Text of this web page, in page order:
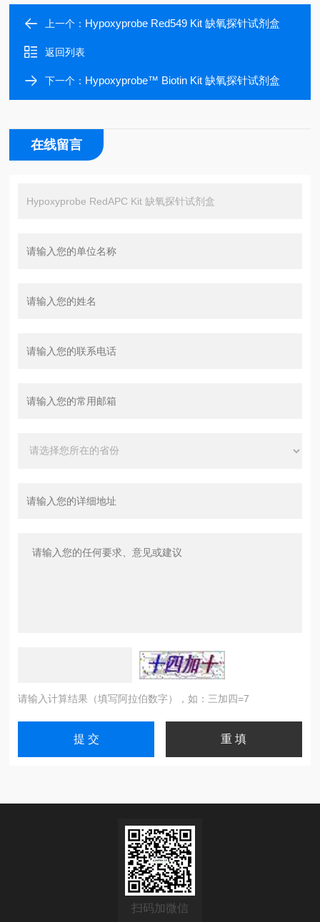
上一个： Hypoxyprobe Red549 Kit 缺氧探针试剂盒
返回列表
下一个： Hypoxyprobe™ Biotin Kit 缺氧探针试剂盒
在线留言
请输入计算结果（填写阿拉伯数字），如：三加四=7
扫码加微信